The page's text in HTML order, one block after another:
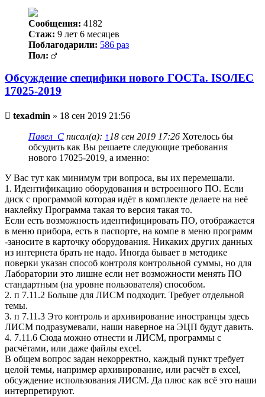
Сообщения: 4182
Стаж: 9 лет 6 месяцев
Поблагодарили: 586 раз
Пол:
Обсуждение специфики нового ГОСТа. ISO/IEC
17025-2019
Непрочитанное
texadmin » 18 сен 2019 21:56
Павел_С писал(а): ↑ 18 сен 2019 17:26 Хотелось бы
обсудить как Вы решаете следующие требования
нового 17025-2019, а именно:
У Вас тут как минимум три вопроса, вы их перемешали.
1. Идентификацию оборудования и встроенного ПО. Если
диск с программой которая идёт в комплекте делаете на неё
наклейку Программа такая то версия такая то.
Если есть возможность идентифицировать ПО, отображается
в меню прибора, есть в паспорте, на компе в меню программ
-заносите в карточку оборудования. Никаких других данных
из интернета брать не надо. Иногда бывает в методике
поверки указан способ контроля контрольной суммы, но для
Лаборатории это лишне если нет возможности менять ПО
стандартным (на уровне пользователя) способом.
2. п 7.11.2 Больше для ЛИСМ подходит. Требует отдельной
темы.
3. п 7.11.3 Это контроль и архивирование иностранцы здесь
ЛИСМ подразумевали, наши наверное на ЭЦП будут давить.
4. 7.11.6 Сюда можно отнести и ЛИСМ, программы с
расчётами, или даже файлы excel.
В общем вопрос задан некорректно, каждый пункт требует
целой темы, например архивирование, или расчёт в excel,
обсуждение использования ЛИСМ. Да плюс как всё это наши
интерпретируют.